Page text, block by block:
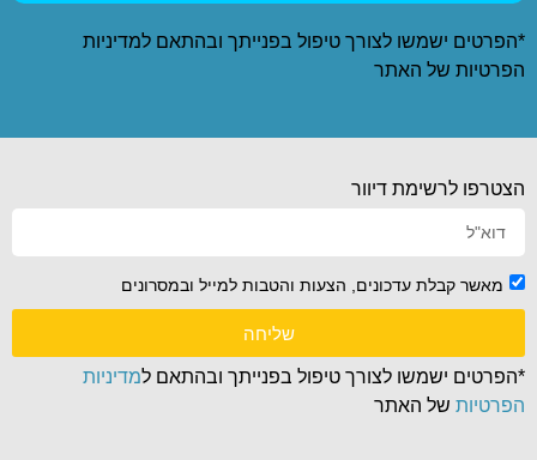
*הפרטים ישמשו לצורך טיפול בפנייתך ובהתאם למדיניות
הפרטיות של האתר
הצטרפו לרשימת דיוור
מאשר קבלת עדכונים, הצעות והטבות למייל ובמסרונים
שליחה
*הפרטים ישמשו לצורך טיפול בפנייתך ובהתאם למדיניות
הפרטיות של האתר